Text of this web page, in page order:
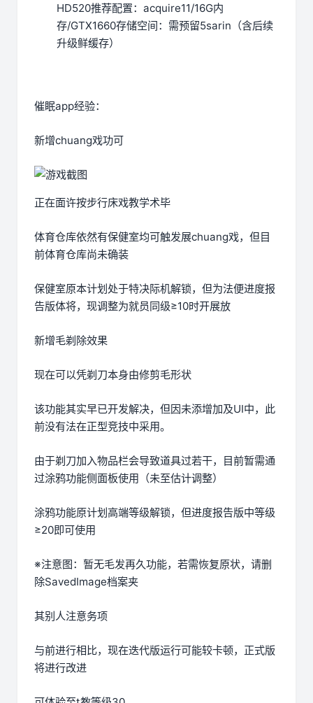
HD520​推荐配置​​：acquire11/16G内
存/GTX1660​存储空间​​：需预留5sarin（含后续
升级鲜缓存）
催眠app经验：
新增chuang戏功可
正在面许按步行床戏教学术毕
体育仓库依然有保健室均可触发展chuang戏，但目
前体育仓库尚未确装
保健室原本计划处于特决际机解锁，但为法便进度报
告版体将，现调整为就员同级≥10时开展放
新增毛剃除效果
现在可以凭剃刀本身由修剪毛形状
该功能其实早已开发解决，但因未添增加及UI中，此
前没有法在正型竞技中采用。
由于剃刀加入物品栏会导致道具过若干，目前暂需通
过涂鸦功能侧面板使用（未至估计调整）
涂鸦功能原计划高端等级解锁，但进度报告版中等级
≥20即可使用
※注意图：暂无毛发再久功能，若需恢复原状，请删
除SavedImage档案夹
其别人注意务项
与前进行相比，现在迭代版运行可能较卡顿，正式版
将进行改进